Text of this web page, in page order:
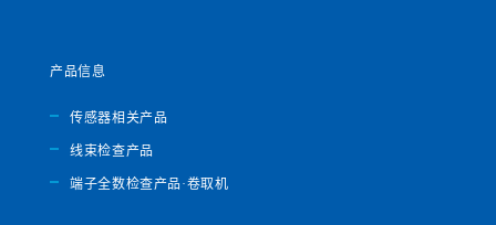
产品信息
传感器相关产品
线束检查产品
端子全数检查产品·卷取机